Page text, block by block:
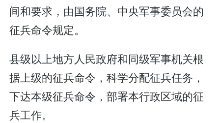
间和要求，由国务院、中央军事委员会的
征兵命令规定。
县级以上地方人民政府和同级军事机关根
据上级的征兵命令，科学分配征兵任务，
下达本级征兵命令，部署本行政区域的征
兵工作。